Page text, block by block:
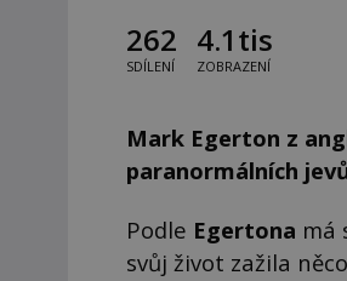
262
SDÍLENÍ
4.1tis
ZOBRAZENÍ
Mark Egerton z
paranormálních
Podle Egertona má
svůj život zažila